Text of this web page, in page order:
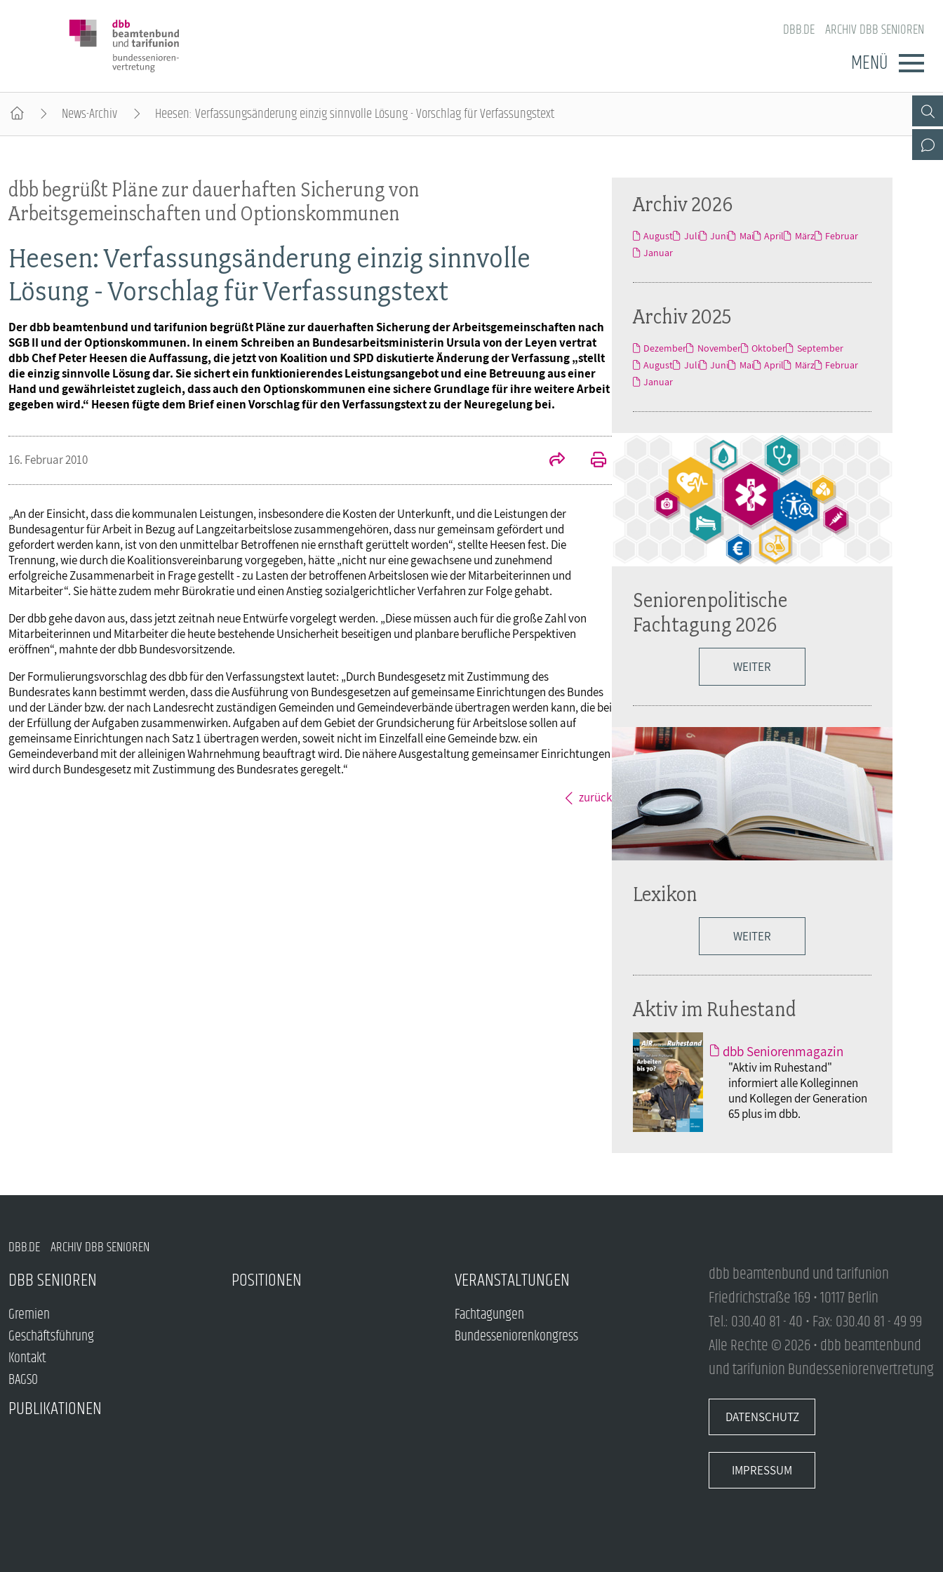
DBB.DE ARCHIV DBB SENIOREN
MENÜ
Gremien
Geschäftsführung
Kontakt
BAGSO
POSITIONEN
VERANSTALTUNGEN
Fachtagungen
Bundesseniorenkongress
PUBLIKATIONEN
News-Archiv Heesen: Verfassungsänderung einzig sinnvolle Lösung - Vorschlag für Verfassungstext
dbb begrüßt Pläne zur dauerhaften Sicherung von
Arbeitsgemeinschaften und Optionskommunen
Heesen: Verfassungsänderung einzig sinnvolle
Lösung - Vorschlag für Verfassungstext
Der dbb beamtenbund und tarifunion begrüßt Pläne zur dauerhaften Sicherung der Arbeitsgemeinschaften nach
SGB II und der Optionskommunen. In einem Schreiben an Bundesarbeitsministerin Ursula von der Leyen vertrat
dbb Chef Peter Heesen die Auffassung, die jetzt von Koalition und SPD diskutierte Änderung der Verfassung „stellt
die einzig sinnvolle Lösung dar. Sie sichert ein funktionierendes Leistungsangebot und eine Betreuung aus einer
Hand und gewährleistet zugleich, dass auch den Optionskommunen eine sichere Grundlage für ihre weitere Arbeit
gegeben wird.“ Heesen fügte dem Brief einen Vorschlag für den Verfassungstext zu der Neuregelung bei.
16. Februar 2010
„An der Einsicht, dass die kommunalen Leistungen, insbesondere die Kosten der Unterkunft, und die Leistungen der
Bundesagentur für Arbeit in Bezug auf Langzeitarbeitslose zusammengehören, dass nur gemeinsam gefördert und
gefordert werden kann, ist von den unmittelbar Betroffenen nie ernsthaft gerüttelt worden“, stellte Heesen fest. Die
Trennung, wie durch die Koalitionsvereinbarung vorgegeben, hätte „nicht nur eine gewachsene und zunehmend
erfolgreiche Zusammenarbeit in Frage gestellt - zu Lasten der betroffenen Arbeitslosen wie der Mitarbeiterinnen und
Mitarbeiter“. Sie hätte zudem mehr Bürokratie und einen Anstieg sozialgerichtlicher Verfahren zur Folge gehabt.
Der dbb gehe davon aus, dass jetzt zeitnah neue Entwürfe vorgelegt werden. „Diese müssen auch für die große Zahl von
Mitarbeiterinnen und Mitarbeiter die heute bestehende Unsicherheit beseitigen und planbare berufliche Perspektiven
eröffnen“, mahnte der dbb Bundesvorsitzende.
Der Formulierungsvorschlag des dbb für den Verfassungstext lautet: „Durch Bundesgesetz mit Zustimmung des
Bundesrates kann bestimmt werden, dass die Ausführung von Bundesgesetzen auf gemeinsame Einrichtungen des Bundes
und der Länder bzw. der nach Landesrecht zuständigen Gemeinden und Gemeindeverbände übertragen werden kann, die bei
der Erfüllung der Aufgaben zusammenwirken. Aufgaben auf dem Gebiet der Grundsicherung für Arbeitslose sollen auf
gemeinsame Einrichtungen nach Satz 1 übertragen werden, soweit nicht im Einzelfall eine Gemeinde bzw. ein
Gemeindeverband mit der alleinigen Wahrnehmung beauftragt wird. Die nähere Ausgestaltung gemeinsamer Einrichtungen
wird durch Bundesgesetz mit Zustimmung des Bundesrates geregelt.“
zurück
Archiv 2026
August Juli Juni Mai April März
Februar
Januar
Archiv 2025
Dezember November Oktober
September
August
Juli Juni Mai April März
Februar
Januar
Seniorenpolitische
Fachtagung 2026
WEITER
Lexikon
WEITER
Aktiv im Ruhestand
dbb Seniorenmagazin
"Aktiv im Ruhestand"
informiert alle Kolleginnen
und Kollegen der Generation
65 plus im dbb.
DBB.DE ARCHIV DBB SENIOREN
DBB SENIOREN
Gremien
Geschäftsführung
Kontakt
BAGSO
POSITIONEN VERANSTALTUNGEN
Fachtagungen
Bundesseniorenkongress
PUBLIKATIONEN
dbb beamtenbund und tarifunion
Friedrichstraße 169 • 10117 Berlin
Tel.: 030.40 81 - 40 • Fax: 030.40 81 - 49 99
Alle Rechte © 2026 • dbb beamtenbund
und tarifunion Bundesseniorenvertretung
DATENSCHUTZ
IMPRESSUM